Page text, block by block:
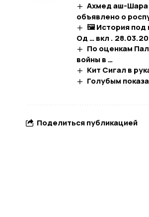
Ахмед аш-Шара
объявлено о
🖼 История под
Од … вкл .
По оценкам
войны в …
Кит Сигал в
Голубым
Поделиться публикацией